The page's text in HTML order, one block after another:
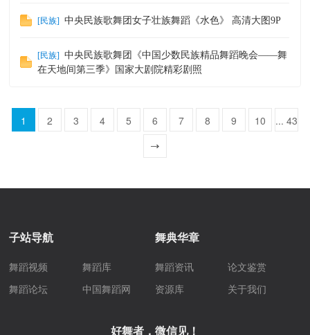
[民族] 中央民族歌舞团女子壮族舞蹈《水色》 高清大图9P
[民族]
中央民族歌舞团《中国少数民族精品舞蹈晚会——舞
在天地间第三季》国家大剧院精彩剧照
1 2 3 4 5 6 7 8 9 10 ... 43
子站导航
舞蹈视频 舞蹈库
舞蹈论坛 中国舞蹈网
舞典华章
舞蹈资讯 论文鉴赏
资源库 关于我们
好舞者，微信见！